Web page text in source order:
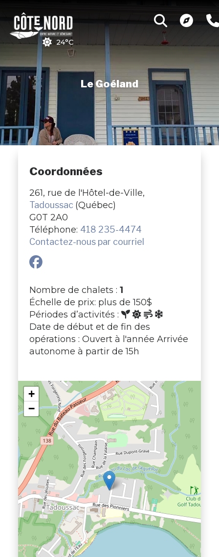
24°C
Le Goéland
Coordonnées
261, rue de l'Hôtel-de-Ville,
Tadoussac (Québec)
G0T 2A0
Téléphone: 418 235-4474
Contactez-nous par courriel
Nombre de chalets : 1
Échelle de prix: plus de 150$
Périodes d’activités :
Date de début et de fin des
opérations : Ouvert à l'année Arrivée
autonome à partir de 15h
+
−